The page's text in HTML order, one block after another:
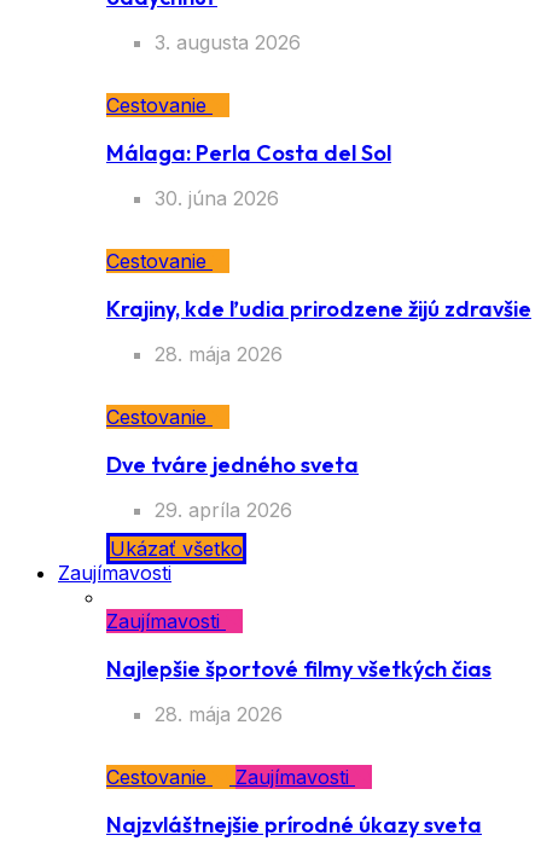
3. augusta 2026
Cestovanie
Málaga: Perla Costa del Sol
30. júna 2026
Cestovanie
Krajiny, kde ľudia prirodzene žijú zdravšie
28. mája 2026
Cestovanie
Dve tváre jedného sveta
29. apríla 2026
Ukázať všetko
Zaujímavosti
Zaujímavosti
Najlepšie športové filmy všetkých čias
28. mája 2026
Cestovanie Zaujímavosti
Najzvláštnejšie prírodné úkazy sveta